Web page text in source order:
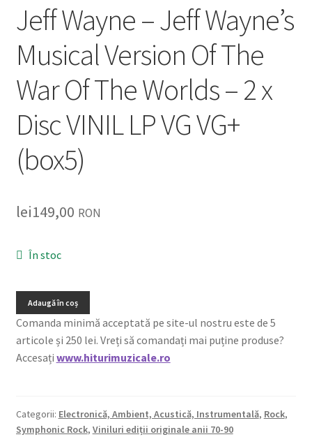
Oferta lunii
Contul meu
Blog
lei0,00
Jeff Wayne – Jeff Wayne’s
Musical Version Of The
War Of The Worlds – 2 x
Disc VINIL LP VG VG+
(box5)
lei149,00 RON
În stoc
Adaugă în coș
Comanda minimă acceptată pe site-ul nostru este de 5
articole și 250 lei. Vreți să comandați mai puține produse?
Accesați www.hiturimuzicale.ro
Categorii: Electronică, Ambient, Acustică, Instrumentală, Rock,
Symphonic Rock, Viniluri ediții originale anii 70-90